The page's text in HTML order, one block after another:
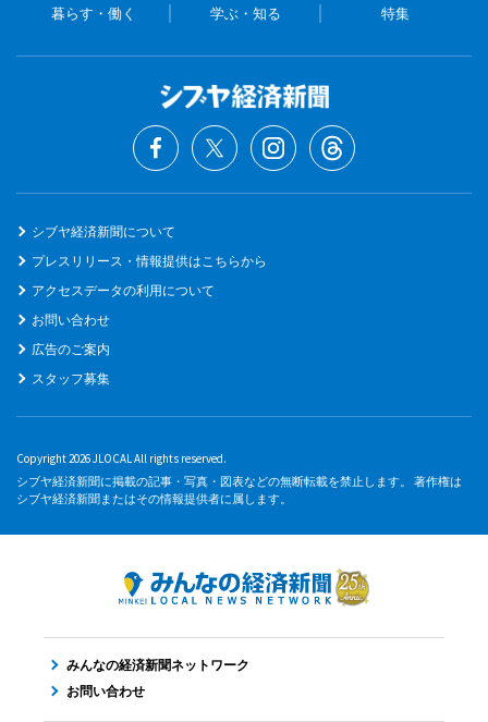
暮らす・働く 学ぶ・知る 特集
シブヤ経済新聞について
プレスリリース・情報提供はこちらから
アクセスデータの利用について
お問い合わせ
広告のご案内
スタッフ募集
Copyright 2026 JLOCAL All rights reserved.
シブヤ経済新聞に掲載の記事・写真・図表などの無断転載を禁止します。 著作権は
シブヤ経済新聞またはその情報提供者に属します。
みんなの経済新聞ネットワーク
お問い合わせ